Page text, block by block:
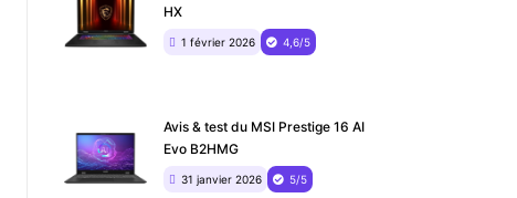
HX
1 février 2026 4,6/5
Avis & test du MSI Prestige 16 AI
Evo B2HMG
31 janvier 2026 5/5